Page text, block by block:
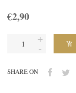
€2,90
SHARE ON